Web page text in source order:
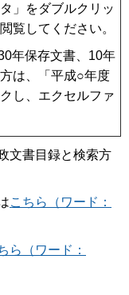
」をダブルクリッ
覧してください。
年保存文書、10年
は、「平成○年度
し、エクセルファ
文書目録と検索方
こちら（ワード：
ら（ワード：